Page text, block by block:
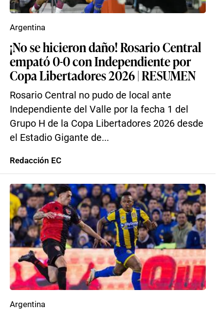
¡No se hicieron daño! Rosario Central
empató 0-0 con Independiente por
Copa Libertadores 2026 | RESUMEN
Rosario Central no pudo de local ante
Independiente del Valle por la fecha 1 del
Grupo H de la Copa Libertadores 2026 desde
el Estadio Gigante de...
Argentina
Redacción EC
Argentina